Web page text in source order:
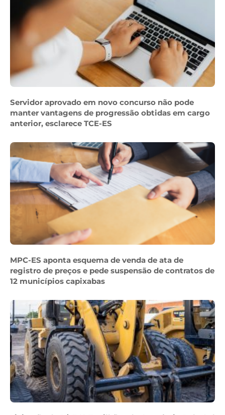
Servidor aprovado em novo concurso não pode
manter vantagens de progressão obtidas em cargo
anterior, esclarece TCE-ES
MPC-ES aponta esquema de venda de ata de
registro de preços e pede suspensão de contratos de
12 municípios capixabas